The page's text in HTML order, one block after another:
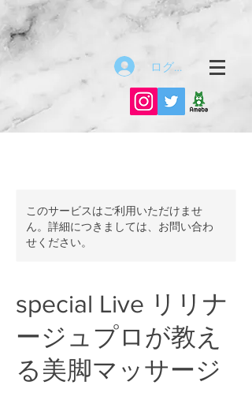
ログイン
このサービスはご利用いただけませ
ん。詳細につきましては、お問い合わ
せください。
special Live リリナ
ージュプロが教え
る美脚マッサージ